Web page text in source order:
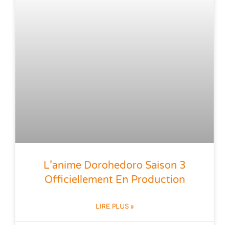
L’anime Dorohedoro Saison 3
Officiellement En Production
LIRE PLUS »